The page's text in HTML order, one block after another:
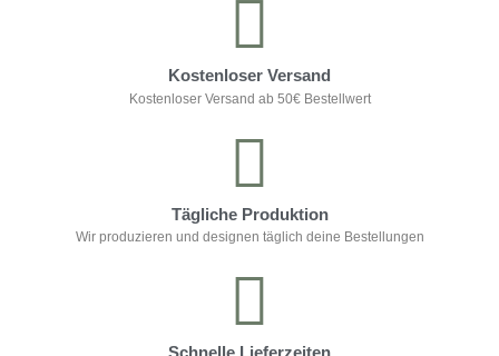
Kostenloser Versand
Kostenloser Versand ab 50€ Bestellwert
Tägliche Produktion
Wir produzieren und designen täglich deine Bestellungen
Schnelle Lieferzeiten